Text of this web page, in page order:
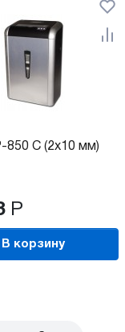
850 C (2x10 мм)
Р
В корзину